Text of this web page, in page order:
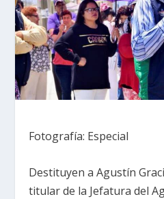
Fotografía: Especial
Destituyen a Agustín
titular de la Jefatura del